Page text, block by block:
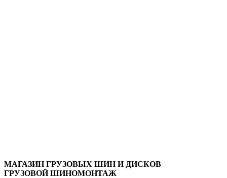
МАГАЗИН ГРУЗОВЫХ ШИН И ДИСКОВ
ГРУЗОВОЙ ШИНОМОНТАЖ